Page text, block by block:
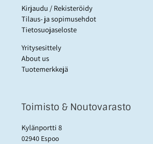
Kirjaudu / Rekisteröidy
Tilaus- ja sopimusehdot
Tietosuojaseloste
Yritysesittely
About us
Tuotemerkkejä
Toimisto & Noutovarasto
Kylänportti 8
02940 Espoo